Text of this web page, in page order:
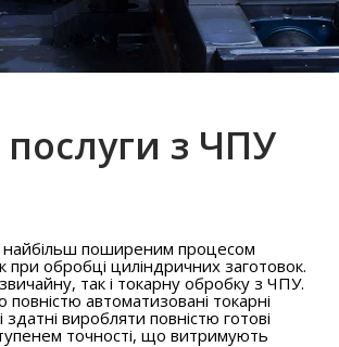
послуги з ЧПУ
найбільш поширеним процесом
обробці циліндричних заготовок.
так і токарну обробку з ЧПУ.
автоматизовані токарні
виробляти повністю готові
точності, що витримують